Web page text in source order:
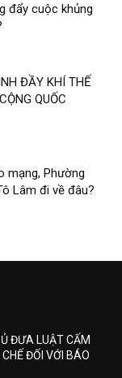
đẩy cuộc khủng
ĐẦY KHÍ THẾ
QUỐC
mạng, Phường
Lâm đi về đâu?
ĐƯA LUẬT CẤM
CHẾ ĐỐI VỚI BÁO